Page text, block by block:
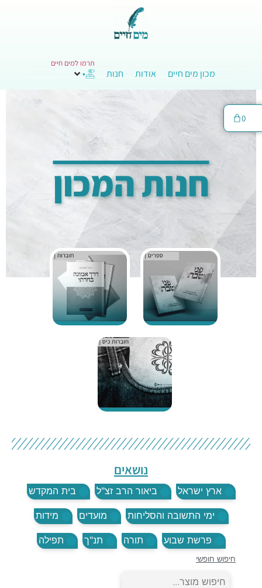
מכון מים חיים אודות חנות •
תרמו למים חיים
0
חנות המכון
נושאים
ארץ ישראל ביאור הרב זצ"ל בית המקדש
ימי התשובה והסליחות מועדים מידות
פרשת שבוע תורה תנ"ך תפילה
חיפוש חופשי